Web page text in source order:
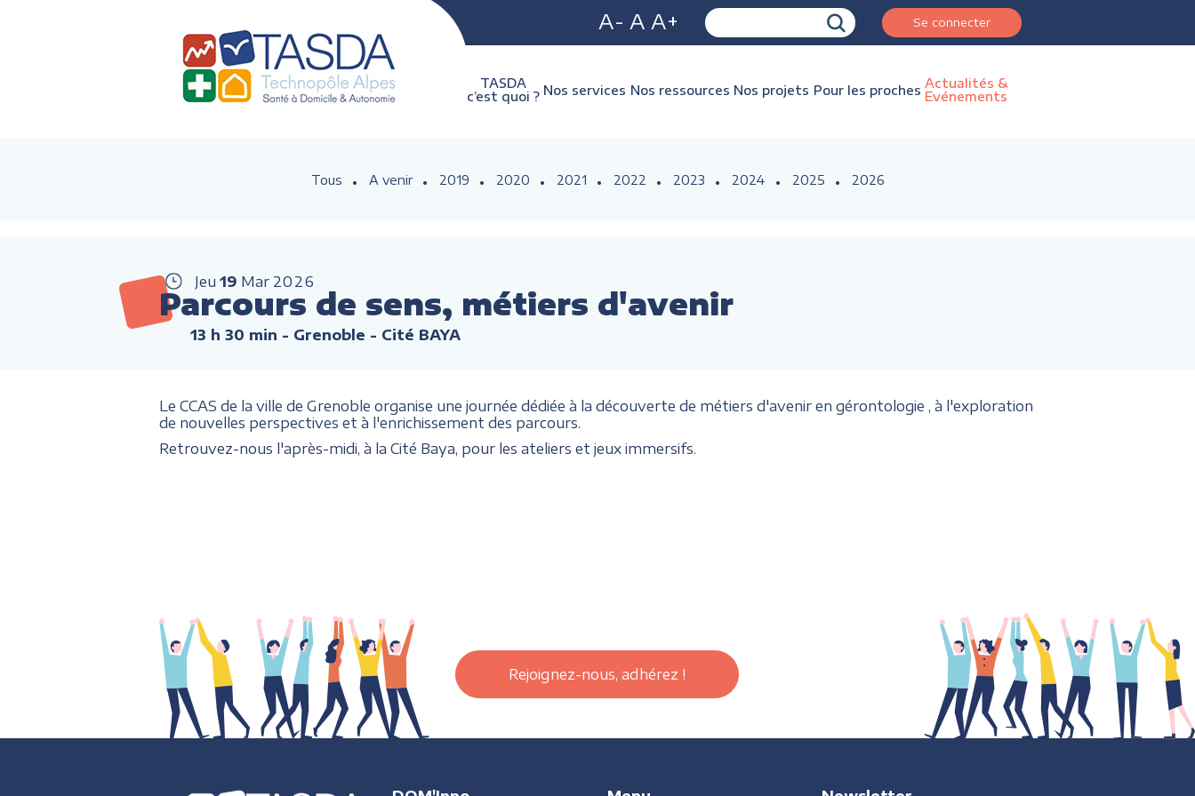
A- A A+ Se connecter
TASDA
c’est quoi ? Nos services Nos ressources Nos projets Pour les proches Actualités &
Evénements
Tous A venir 2019 2020 2021 2022 2023 2024 2025 2026
Jeu 19 Mar 2026
Parcours de sens, métiers d'avenir
13 h 30 min - Grenoble - Cité BAYA
Le CCAS de la ville de Grenoble organise une journée dédiée à la découverte de métiers d'avenir en gérontologie , à l'exploration
de nouvelles perspectives et à l'enrichissement des parcours.
Retrouvez-nous l'après-midi, à la Cité Baya, pour les ateliers et jeux immersifs.
Rejoignez-nous, adhérez !